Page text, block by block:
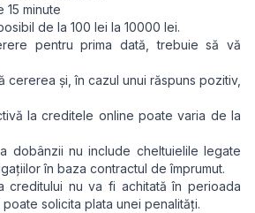
15 minute
de la 100 lei la 10000 lei.
pentru prima dată, trebuie să vă
cererea și, în cazul unui răspuns pozitiv,
la creditele online poate varia de la
dobânzii nu include cheltuielile legate
în baza contractul de împrumut.
creditului nu va fi achitată în perioada
solicita plata unei penalități.